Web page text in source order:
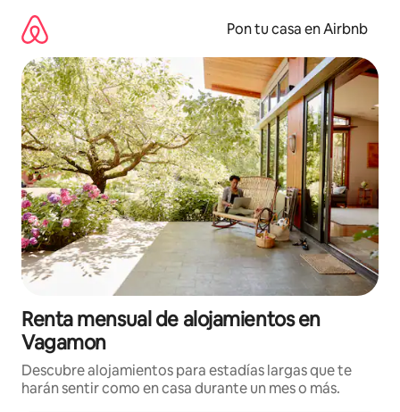
contenido
Pon tu casa en Airbnb
Renta mensual de alojamientos en
Vagamon
Descubre alojamientos para estadías largas que te
harán sentir como en casa durante un mes o más.